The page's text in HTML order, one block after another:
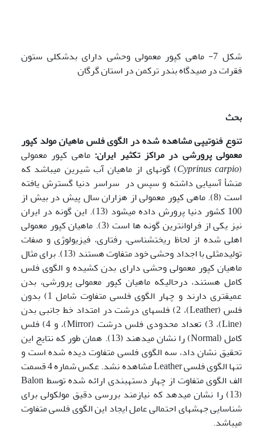
شکل 7- ماهی کپور معمولی وحشی دارای بدشکلی ستون
فقرات در صیدگاه بندر ترکمن در استان گرگان
بحث
تنوع فنوتیپی مشاهده شده در الگوی فلس ماهیان مولد کپور
معمولی پرورشی در مراکز تکثیر ایران:ماهی کپور معمولی
(
Cyprinus carpio) گونه­ای از ماهیان آب شیرین می­باشد که
منشأ آسیایی داشته و سپس در سراسر دنیا گسترش یافته
است (8). ماهی کپور معمولی از هزاران سال پیش در بیش از
100 کشور دنیا پرورش داده می­شود (13). این گونه در ایران
نیز یکی از فراوان­ترین گونه ها است (3). ماهیان کپور معمولی
اهلی شده از لحاظ ریخت­شناسی، رفتاری، فیزیولوژی و صفات
تولیدمثلی با اجداد وحشی خود متفاوت هستند (13). برای مثال
ماهیان کپور معمولی وحشی دارای بدن کشیده و الگوی فلس
کامل هستند، درحالی­که ماهیان کپور معمولی پرورشی، بدن
عمیق­تری دارند و چهار الگوی فلسی متفاوت شامل 1) بدون
فلس (Leather)، 2) فلس­های درشت در امتداد خط جانبی بدن
(Line)، 3) تعداد محدودی فلس درشت (Mirror)، و 4) فلس
کامل (Normal) را نشان می­دهند (13). همان طور که نتایج این
تحقیق نشان داد، سه الگوی فلسی متفاوت دیده شده است و
تنها الگوی فلسی Leather مشاهده نشد. عکس شماره 4 قسمت
الف الگوی متفاوت از چهار دسته­بندی ارائه شده توسط Balon
(13) را نشان می­دهد که نیازمند بررسی دقیق مولکولی برای
شناسایی جهش­های احتمالی عامل ایجاد این الگوی فلسی متفاوت
می­باشد.